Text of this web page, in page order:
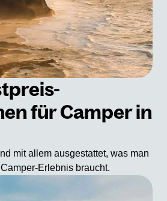
für Camper in
mit allem ausgestattet, was man
Erlebnis braucht.